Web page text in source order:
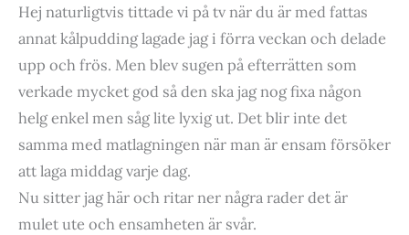
Hej naturligtvis tittade vi på tv när du är med fattas
annat kålpudding lagade jag i förra veckan och delade
upp och frös. Men blev sugen på efterrätten som
verkade mycket god så den ska jag nog fixa någon
helg enkel men såg lite lyxig ut. Det blir inte det
samma med matlagningen när man är ensam försöker
att laga middag varje dag.
Nu sitter jag här och ritar ner några rader det är
mulet ute och ensamheten är svår.